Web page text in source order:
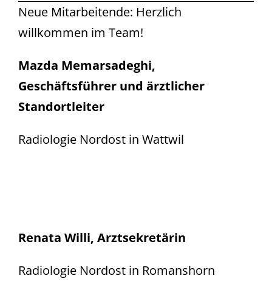
Neue Mitarbeitende: Herzlich
willkommen im Team!
Mazda Memarsadeghi,
Geschäftsführer und ärztlicher
Standortleiter
Radiologie Nordost in Wattwil
Renata Willi, Arztsekretärin
Radiologie Nordost in Romanshorn